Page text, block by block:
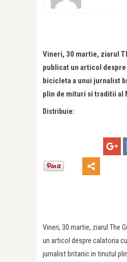
Vineri, 30 martie, ziarul
publicat un articol
bicicleta a unui jurnalist
plin de mituri si traditii al
Distribuie:
Vineri, 30 martie, ziarul The
un articol despre calatoria
jurnalist britanic in tinutul